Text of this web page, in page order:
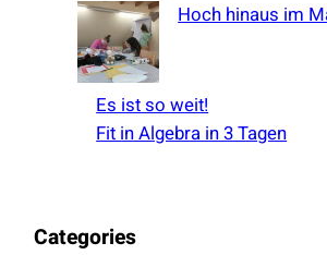
Hoch hinaus im
Es ist so weit!
Fit in Algebra in 3 Tagen
Categories